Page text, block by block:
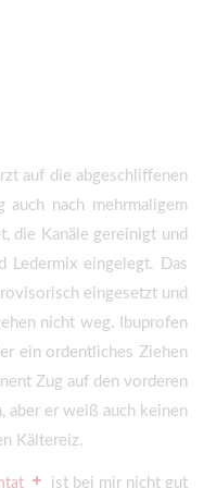
auf die abgeschliffenen
nach mehrmaligem
die Kanäle gereinigt und
Ledermix eingelegt. Das
eingesetzt und
nicht weg. Ibuprofen
ein ordentliches Ziehen
Zug auf den vorderen
aber er weiß auch keinen
Kältereiz.
ist bei mir nicht gut